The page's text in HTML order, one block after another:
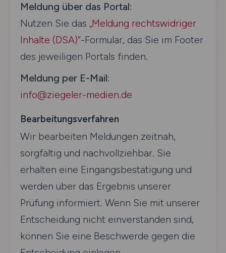
Meldung über das Portal:
Nutzen Sie das „Meldung rechtswidriger
Inhalte (DSA)“-Formular, das Sie im Footer
des jeweiligen Portals finden.
Meldung per E-Mail:
info@ziegeler-medien.de
Bearbeitungsverfahren
Wir bearbeiten Meldungen zeitnah,
sorgfältig und nachvollziehbar. Sie
erhalten eine Eingangsbestätigung und
werden über das Ergebnis unserer
Prüfung informiert. Wenn Sie mit unserer
Entscheidung nicht einverstanden sind,
können Sie eine Beschwerde gegen die